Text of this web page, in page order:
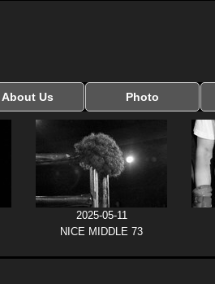
About Us
イトについて
めての方へ
Photo
写真のサイズ
お受け取り方法
無料ダウンロード
2025-05-11
NICE MIDDLE 73